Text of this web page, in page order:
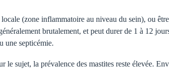
(zone inflammatoire au niveau du sein), ou
brutalement, et peut durer de 1 à 12
une septicémie.
le sujet, la prévalence des mastites reste élevée.